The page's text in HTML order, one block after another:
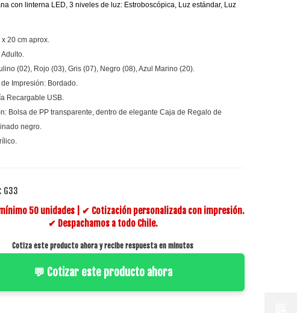
con linterna LED, 3 niveles de luz: Estroboscópica, Luz estándar, Luz
20 cm aprox.
(02), Rojo (03), Gris (07), Negro (08), Azul Marino (20).
Impresión: Bordado.
Recargable USB.
Bolsa de PP transparente, dentro de elegante Caja de Regalo de
negro.
G33
50 unidades | ✔ Cotización personalizada con impresión.
✔ Despachamos a todo Chile.
Cotiza este producto ahora y recibe respuesta en minutos
💬 Cotizar este producto ahora